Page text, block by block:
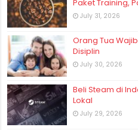
Paket Training,
July 31, 2026
Orang Tua
Disiplin
July 30, 2026
Beli Steam di
Lokal
July 29, 2026